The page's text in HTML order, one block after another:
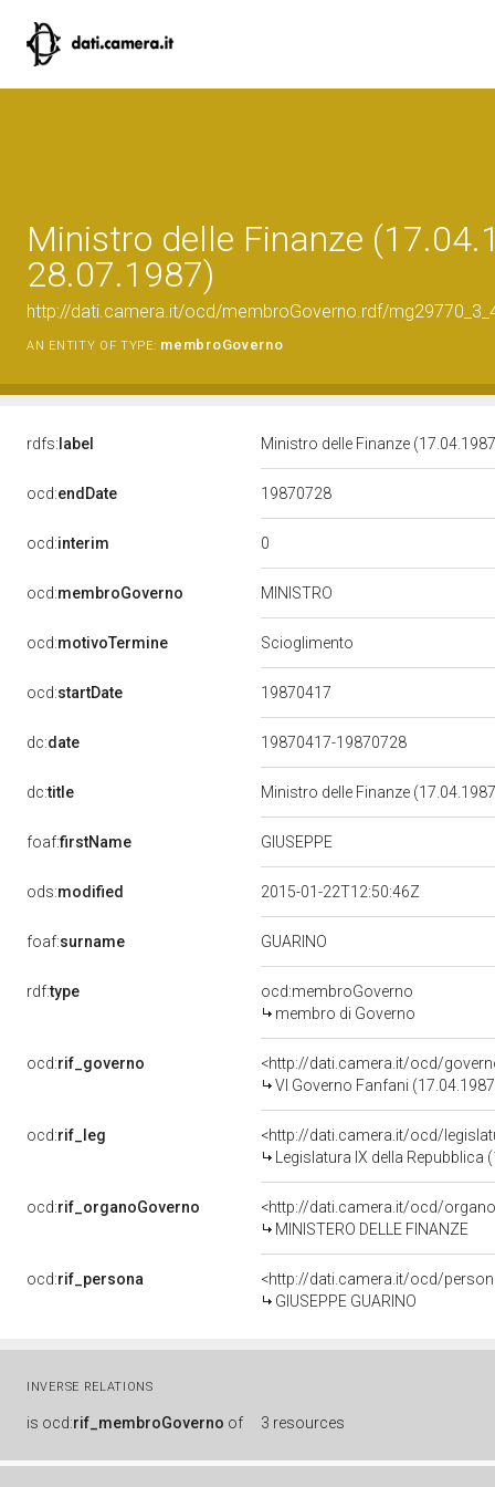
Ministro delle Finanze
28.07.1987)
http://dati.camera.it/ocd/membroGoverno.rdf/
AN ENTITY OF TYPE: membroGoverno
rdfs: label Ministro delle Finanze
ocd:endDate 19870728
ocd:interim 0
ocd:membroGoverno MINISTRO
ocd:motivoTermine Scioglimento
ocd:startDate 19870417
dc:date 19870417-19870728
dc:title Ministro delle Finanze
foaf:firstName GIUSEPPE
ods:modified 2015-01-22T12:50:46Z
foaf:surname GUARINO
rdf:type
ocd:membroGoverno
membro di Governo
ocd:rif_governo
<http://dati.camera.it/ocd/
VI Governo Fanfani
ocd:rif_leg
<http://dati.camera.it/ocd/
Legislatura IX della
ocd:rif_organoGoverno
<http://dati.camera.it/ocd/
MINISTERO DELLE FINANZE
ocd:rif_persona
<http://dati.camera.it/ocd/
GIUSEPPE GUARINO
INVERSE RELATIONS
is ocd:rif_membroGoverno of 3 resources